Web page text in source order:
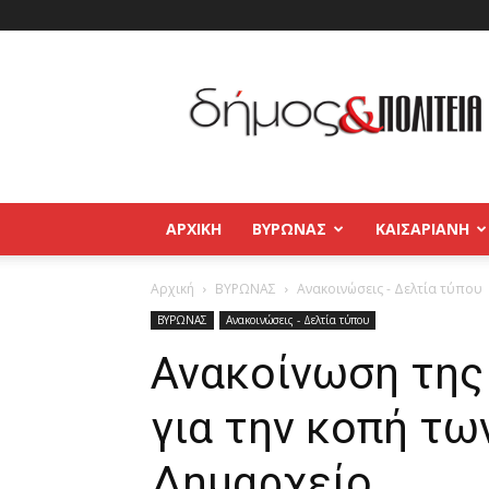
και
Πολιτεία
Βύρωνας
–
Παγκράτι
ΑΡΧΙΚΉ ΒΥΡΩΝΑΣ ΚΑΙΣΑΡΙΑΝΗ
Αρχική ΒΥΡΩΝΑΣ Ανακοινώσεις - Δελτία τύπου
ΒΥΡΩΝΑΣ Ανακοινώσεις - Δελτία τύπου
Ανακοίνωση
για την κοπή